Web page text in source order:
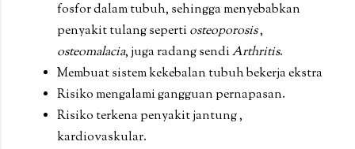
fosfor dalam tubuh, sehingga menyebabkan
penyakit tulang sepertiosteoporosis,
osteomalacia, juga radang sendiArthritis.
Membuat sistem kekebalan tubuh bekerja ekstra
Risiko mengalami gangguan pernapasan.
Risiko terkena penyakit jantung ,
kardiovaskular.